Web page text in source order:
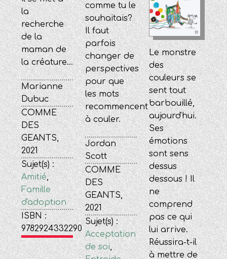
la
recherche
de la
maman de
la créature...
Marianne
Dubuc
COMME
DES
GEANTS,
2021
Sujet(s) :
Amitié,
Famille
d'adoption
ISBN :
9782924332290
comme tu le
souhaitais?
Il faut
parfois
changer de
perspectives
pour que
les mots
recommencent
à couler.
Jordan
Scott
COMME
DES
GEANTS,
2021
Sujet(s) :
Acceptation
de soi,
Le monstre
des
couleurs se
sent tout
barbouillé,
aujourd'hui.
Ses
émotions
sont sens
dessus
dessous ! Il
ne
comprend
pas ce qui
lui arrive.
Réussira-t-il
à mettre de